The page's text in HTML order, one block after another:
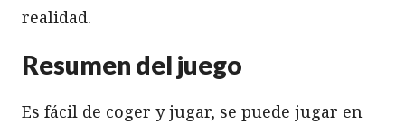
realidad.
Resumen del juego
Es fácil de coger y jugar, se puede jugar en